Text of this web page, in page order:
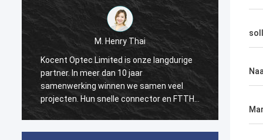
M. Pablo
Ik was verrast toen ik eerste orde met
Kocent Optec Limited in 2014 maakte.
Één container 40GP van GYXTW-kabel en
één container 20GP voor snelle
schakelaar, flardkoord en adapter. Zij